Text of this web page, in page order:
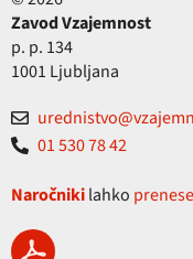
Zavod Vzajemnost
p. p. 134
1001 Ljubljana
01 530 78 42
Naročnikilahko